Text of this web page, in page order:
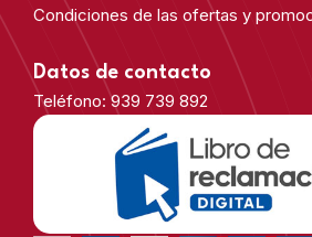
Condiciones de las ofertas y
Datos de contacto
Teléfono: 939 739 892